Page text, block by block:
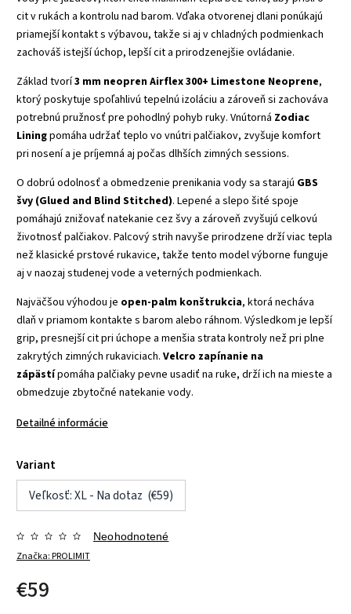
cit v rukách a kontrolu nad barom. Vďaka otvorenej dlani ponúkajú
priamejší kontakt s výbavou, takže si aj v chladných podmienkach
zachováš istejší úchop, lepší cit a prirodzenejšie ovládanie.
Základ tvorí3 mm neopren Airflex 300+ Limestone Neoprene,
ktorý poskytuje spoľahlivú tepelnú izoláciu a zároveň si zachováva
potrebnú pružnosť pre pohodlný pohyb ruky. Vnútorná Zodiac
Liningpomáha udržať teplo vo vnútri palčiakov, zvyšuje komfort
pri nosení a je príjemná aj počas dlhších zimných sessions.
O dobrú odolnosť a obmedzenie prenikania vody sa starajú GBS
švy (Glued and Blind Stitched). Lepené a slepo šité spoje
pomáhajú znižovať natekanie cez švy a zároveň zvyšujú celkovú
životnosť palčiakov. Palcový strih navyše prirodzene drží viac tepla
než klasické prstové rukavice, takže tento model výborne funguje
aj v naozaj studenej vode a veterných podmienkach.
Najväčšou výhodou je open-palm konštrukcia, ktorá necháva
dlaň v priamom kontakte s barom alebo ráhnom. Výsledkom je lepší
grip, presnejší cit pri úchope a menšia strata kontroly než pri plne
zakrytých zimných rukaviciach. Velcro zapínanie na
zápästípomáha palčiaky pevne usadiť na ruke, drží ich na mieste a
obmedzuje zbytočné natekanie vody.
Detailné informácie
Variant
Veľkosť: XL - Na dotaz (€59)
Značka:PROLIMIT
Neohodnotené
€59